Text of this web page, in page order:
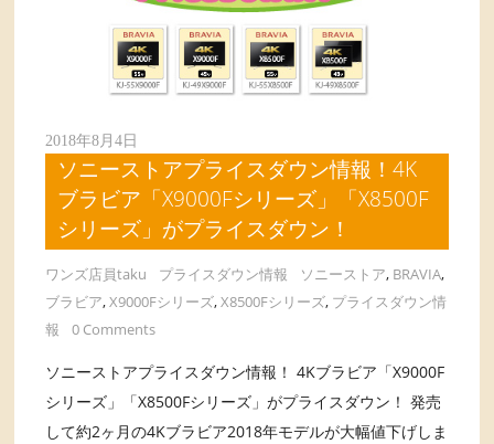
2018年8月4日
ソニーストアプライスダウン情報！4K
ブラビア「X9000Fシリーズ」「X8500F
シリーズ」がプライスダウン！
ワンズ店員taku プライスダウン情報 ソニーストア, BRAVIA,
ブラビア,X9000Fシリーズ,X8500Fシリーズ, プライスダウン情
報
0 Comments
ソニーストアプライスダウン情報！ 4Kブラビア「X9000F
シリーズ」「X8500Fシリーズ」がプライスダウン！ 発売
して約2ヶ月の4Kブラビア2018年モデルが大幅値下げしま